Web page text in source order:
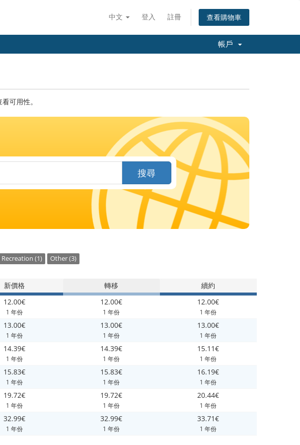
中文 登入 註冊 查看購物車
帳戶
可用性。
搜尋
(1) Other (3)
新價格 轉移 續約
12.00€
1 年份
12.00€
1 年份
12.00€
1 年份
13.00€
1 年份
13.00€
1 年份
13.00€
1 年份
14.39€
1 年份
14.39€
1 年份
15.11€
1 年份
15.83€
1 年份
15.83€
1 年份
16.19€
1 年份
19.72€
1 年份
19.72€
1 年份
20.44€
1 年份
32.99€
1 年份
32.99€
1 年份
33.71€
1 年份